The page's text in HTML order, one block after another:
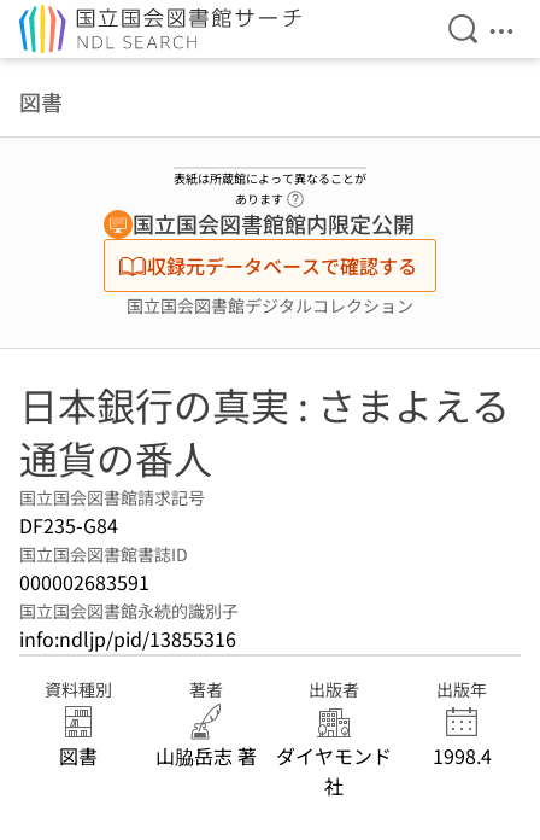
検索を
メ
図書
表紙は所蔵館によって異なることが
あります
国立国会図書館館内限定公開
収録元データベースで確認する
国立国会図書館デジタルコレクション
日本銀行の真実 : さまよえる
通貨の番人
国立国会図書館請求記号
DF235-G84
国立国会図書館書誌ID
000002683591
国立国会図書館永続的識別子
info:ndljp/pid/13855316
資料種別
図書
著者
山脇岳志 著
出版者
ダイヤモンド
社
出版年
1998.4